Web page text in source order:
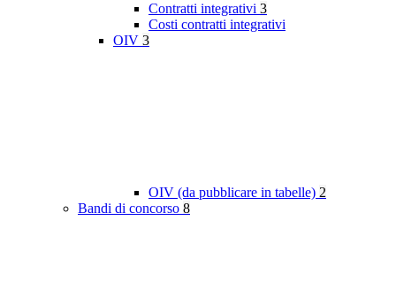
Contratti integrativi 3
Costi contratti integrativi
OIV 3
OIV (da pubblicare in tabelle) 2
Bandi di concorso 8